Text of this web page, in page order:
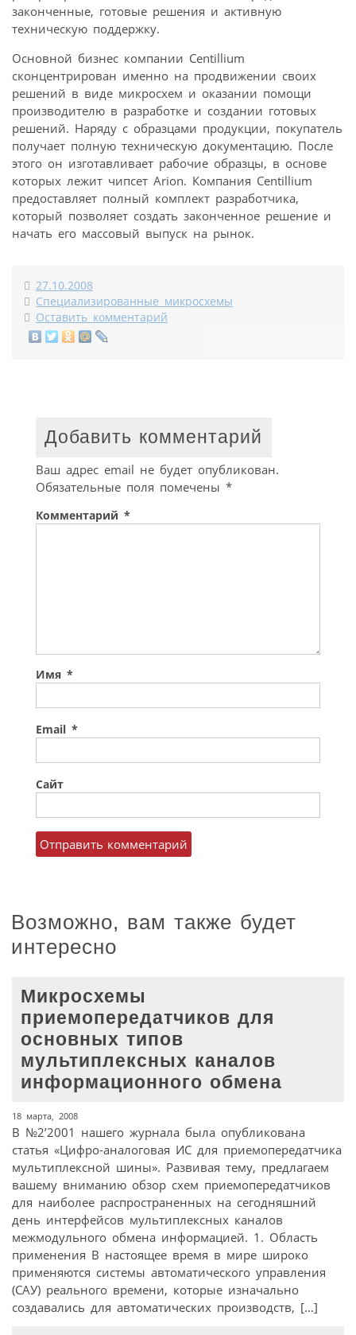
законченные, готовые решения и активную
техническую поддержку.
Основной бизнес компании Centillium
сконцентрирован именно на продвижении своих
решений в виде микросхем и оказании помощи
производителю в разработке и создании готовых
решений. Наряду с образцами продукции, покупатель
получает полную техническую документацию. После
этого он изготавливает рабочие образцы, в основе
которых лежит чипсет Arion. Компания Centillium
предоставляет полный комплект разработчика,
который позволяет создать законченное решение и
начать его массовый выпуск на рынок.
27.10.2008
Специализированные микросхемы
Оставить комментарий
Добавить комментарий
Ваш адрес email не будет опубликован.
Обязательные поля помечены *
Комментарий *
Имя *
Email *
Сайт
Возможно, вам также будет
интересно
Микросхемы
приемопередатчиков для
основных типов
мультиплексных каналов
информационного обмена
18 марта, 2008
В №2’2001 нашего журнала была опубликована
статья «Цифро-аналоговая ИС для приемопередатчика
мультиплексной шины». Развивая тему, предлагаем
вашему вниманию обзор схем приемопередатчиков
для наиболее распространенных на сегодняшний
день интерфейсов мультиплексных каналов
межмодульного обмена информацией. 1. Область
применения В настоящее время в мире широко
применяются системы автоматического управления
(САУ) реального времени, которые изначально
создавались для автоматических производств, […]